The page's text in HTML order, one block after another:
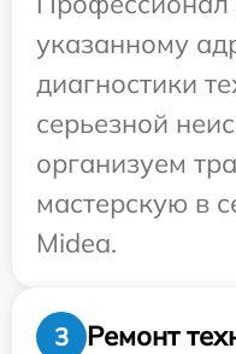
указанному
диагностики
серьезной
организуем
мастерскую в
Midea.
3
Ремонт